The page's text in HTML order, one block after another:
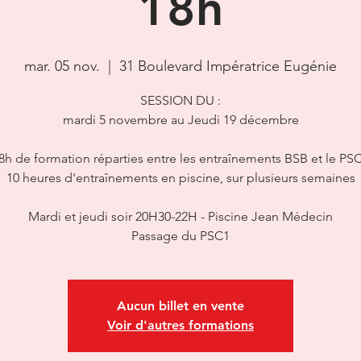
mar. 05 nov. 31 Boulevard Impératrice Eugénie
SESSION DU :
mardi 5 novembre au Jeudi 19 décembre
de formation réparties entre les entraînements BSB et le
10 heures d'entraînements en piscine, sur plusieurs semaines
Mardi et jeudi soir 20H30-22H - Piscine Jean Médecin
Passage du PSC1
Aucun billet en vente
Voir d'autres formations